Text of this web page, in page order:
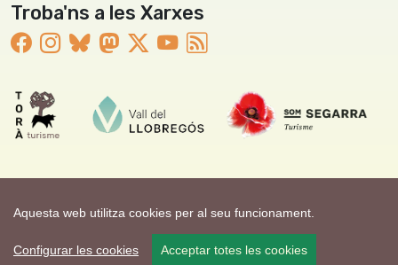
Aquesta web utilitza cookies per al seu funcionament.
Configurar les cookies Acceptar totes les cookies
Troba'ns a les Xarxes